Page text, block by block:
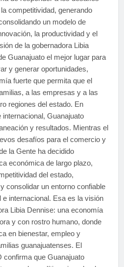
competitividad, generando
un modelo de
la productividad y el
de la gobernadora Libia
Guanajuato el mejor lugar para
y generar oportunidades,
fuerte que permita que el
a las empresas y a las
regiones del estado. En
Guanajuato
y resultados. Mientras el
desafíos para el comercio y
la Gente ha decidido
económica de largo plazo,
del estado,
consolidar un entorno confiable
e internacional. Esa es la visión
Libia Dennise: una economía
y con rostro humano, donde
en bienestar, empleo y
guanajuatenses. El
confirma que Guanajuato